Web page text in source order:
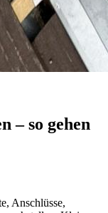
– so gehen
Anschlüsse,